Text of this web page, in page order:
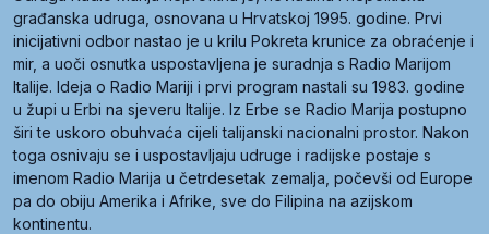
građanska udruga, osnovana u Hrvatskoj 1995. godine. Prvi
inicijativni odbor nastao je u krilu Pokreta krunice za obraćenje i
mir, a uoči osnutka uspostavljena je suradnja s Radio Marijom
Italije. Ideja o Radio Mariji i prvi program nastali su 1983. godine
u župi u Erbi na sjeveru Italije. Iz Erbe se Radio Marija postupno
širi te uskoro obuhvaća cijeli talijanski nacionalni prostor. Nakon
toga osnivaju se i uspostavljaju udruge i radijske postaje s
imenom Radio Marija u četrdesetak zemalja, počevši od Europe
pa do obiju Amerika i Afrike, sve do Filipina na azijskom
kontinentu.